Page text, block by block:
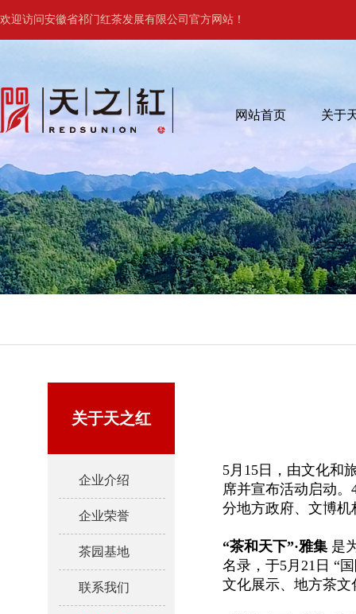
欢迎访问安徽省祁门红茶发展有限公司官方网站！
网站首页 关于
关于天之红
企业介绍
企业荣誉
茶园基地
联系我们
5月15日，由文化和
席并宣布活动启动
分地方政府、文博
“茶和天下”·雅集 是
名录，于5月21日 “
文化展示、地方茶